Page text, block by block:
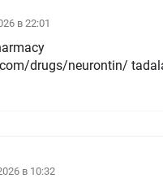
в 22:01
drugs/neurontin/
в 10:32